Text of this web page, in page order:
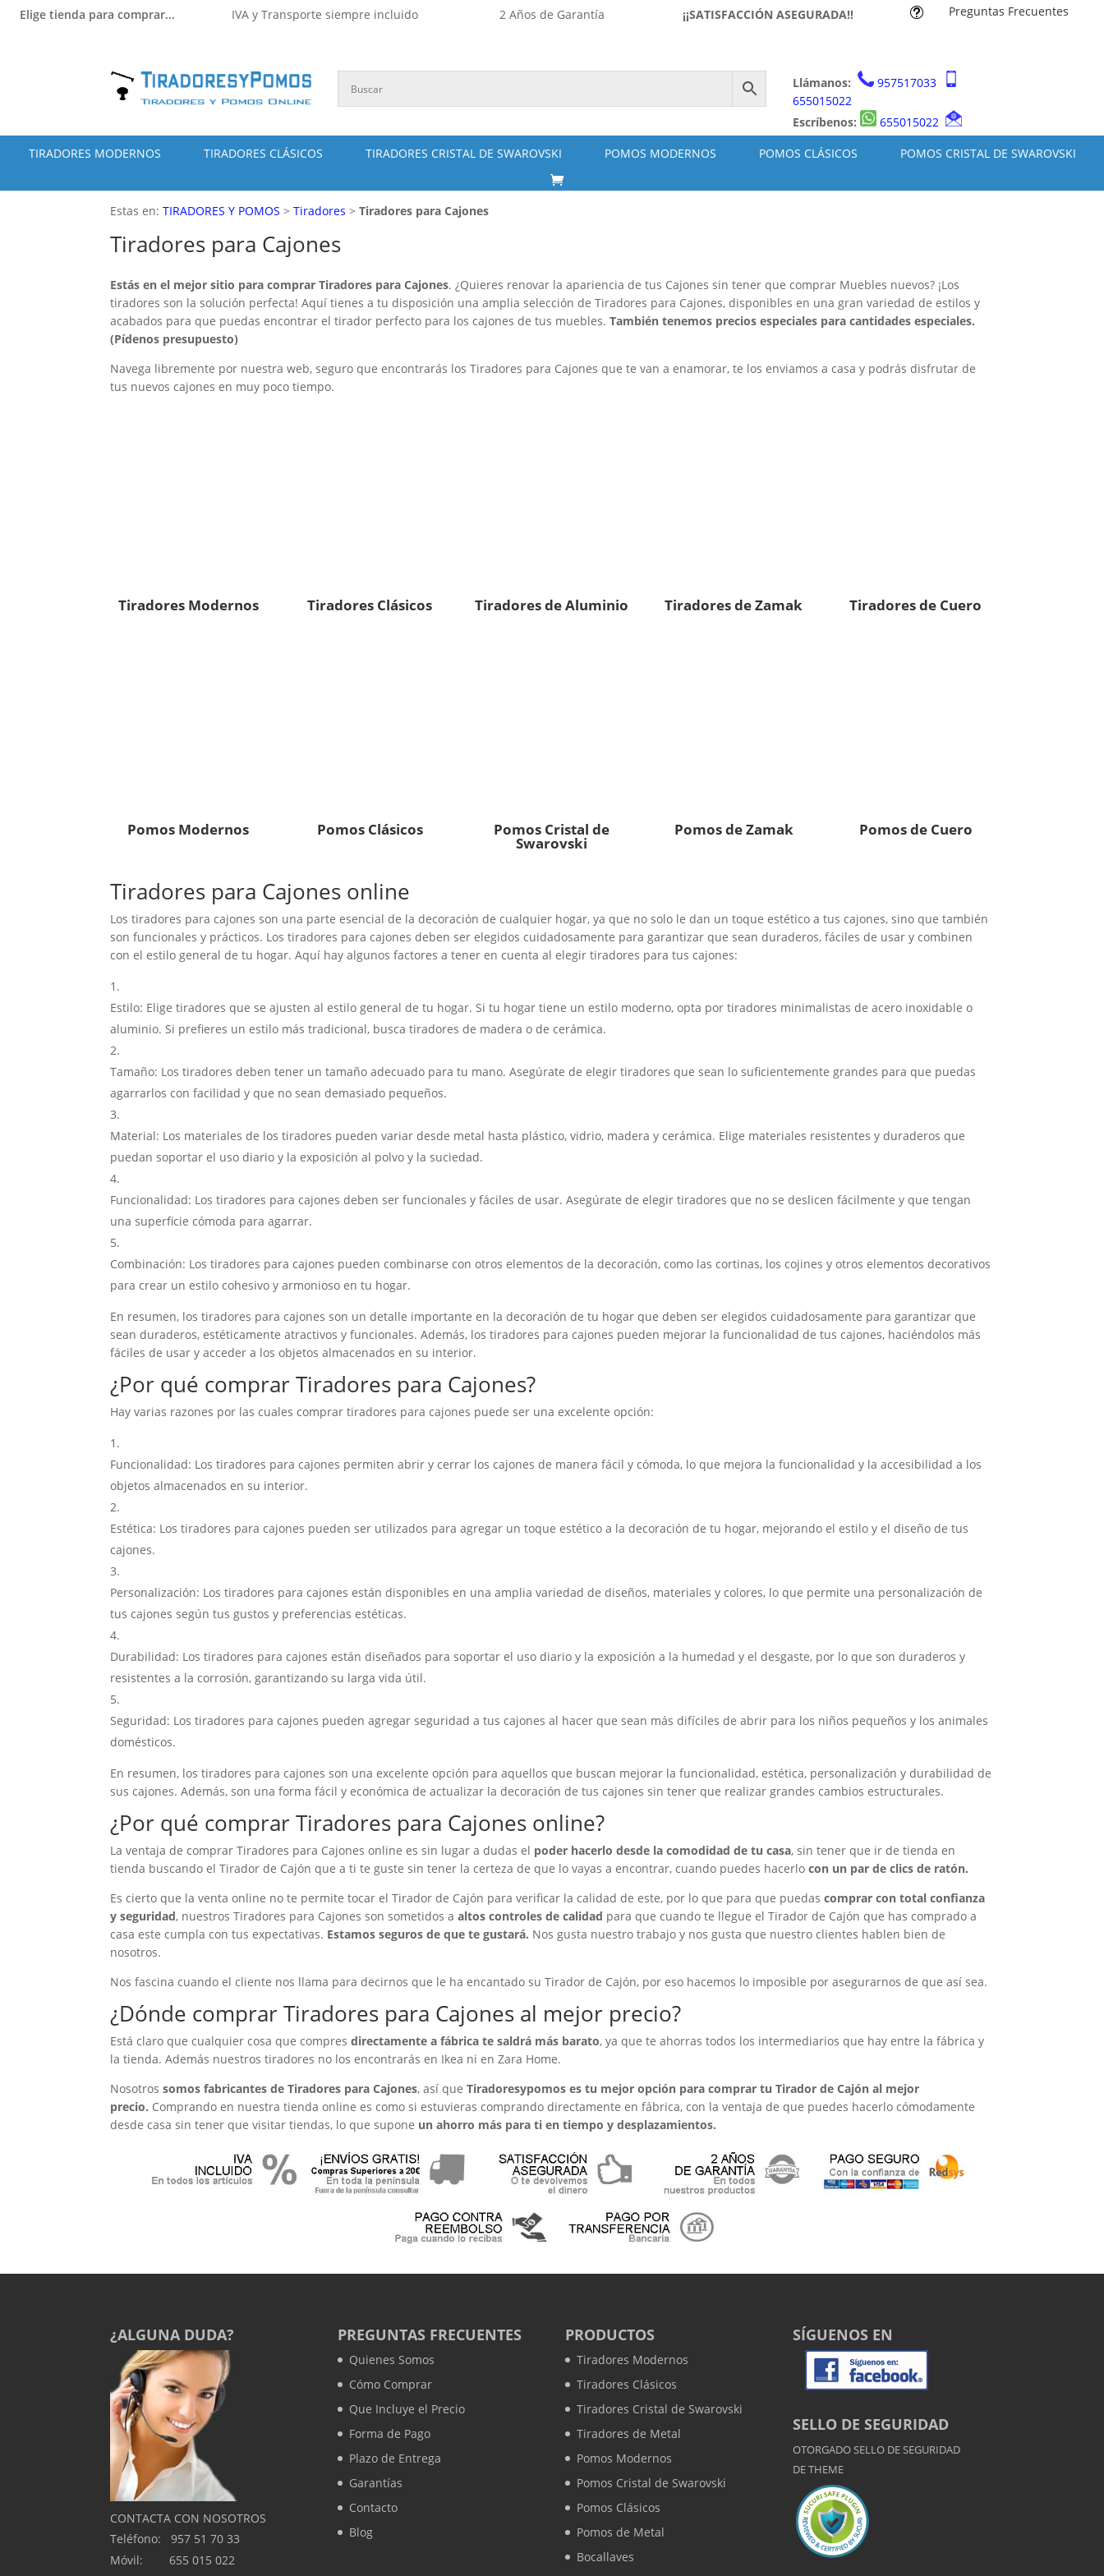
Elige tienda para comprar... IVA y Transporte siempre incluido 2 Años de Garantía ¡¡SATISFACCIÓN ASEGURADA!! t Preguntas Frecuentes
Llámanos:
957517033
655015022
Escríbenos:
655015022
TIRADORES MODERNOS TIRADORES CLÁSICOS TIRADORES CRISTAL DE SWAROVSKI POMOS MODERNOS POMOS CLÁSICOS POMOS CRISTAL DE SWAROVSKI
Estas en:TIRADORES Y POMOS >Tiradores >Tiradores para Cajones
Tiradores para Cajones
Estás en el mejor sitio para comprar Tiradores para Cajones. ¿Quieres renovar la apariencia de tus Cajones sin tener que comprar Muebles nuevos? ¡Los
tiradores son la solución perfecta! Aquí tienes a tu disposición una amplia selección de Tiradores para Cajones, disponibles en una gran variedad de estilos y
acabados para que puedas encontrar el tirador perfecto para los cajones de tus muebles.También tenemos precios especiales para cantidades especiales.
(Pídenos presupuesto)
Navega libremente por nuestra web, seguro que encontrarás los Tiradores para Cajones que te van a enamorar, te los enviamos a casa y podrás disfrutar de
tus nuevos cajones en muy poco tiempo.
Tiradores Modernos Tiradores Clásicos Tiradores de Aluminio Tiradores de Zamak Tiradores de Cuero
Pomos Modernos Pomos Clásicos Pomos Cristal de
Swarovski
Pomos de Zamak Pomos de Cuero
Tiradores para Cajones​ online
Los tiradores para cajones son una parte esencial de la decoración de cualquier hogar, ya que no solo le dan un toque estético a tus cajones, sino que también
son funcionales y prácticos. Los tiradores para cajones deben ser elegidos cuidadosamente para garantizar que sean duraderos, fáciles de usar y combinen
con el estilo general de tu hogar. Aquí hay algunos factores a tener en cuenta al elegir tiradores para tus cajones:
Estilo: Elige tiradores que se ajusten al estilo general de tu hogar. Si tu hogar tiene un estilo moderno, opta por tiradores minimalistas de acero inoxidable o
aluminio. Si prefieres un estilo más tradicional, busca tiradores de madera o de cerámica.
Tamaño: Los tiradores deben tener un tamaño adecuado para tu mano. Asegúrate de elegir tiradores que sean lo suficientemente grandes para que puedas
agarrarlos con facilidad y que no sean demasiado pequeños.
Material: Los materiales de los tiradores pueden variar desde metal hasta plástico, vidrio, madera y cerámica. Elige materiales resistentes y duraderos que
puedan soportar el uso diario y la exposición al polvo y la suciedad.
Funcionalidad: Los tiradores para cajones deben ser funcionales y fáciles de usar. Asegúrate de elegir tiradores que no se deslicen fácilmente y que tengan
una superficie cómoda para agarrar.
Combinación: Los tiradores para cajones pueden combinarse con otros elementos de la decoración, como las cortinas, los cojines y otros elementos decorativos
para crear un estilo cohesivo y armonioso en tu hogar.
En resumen, los tiradores para cajones son un detalle importante en la decoración de tu hogar que deben ser elegidos cuidadosamente para garantizar que
sean duraderos, estéticamente atractivos y funcionales. Además, los tiradores para cajones pueden mejorar la funcionalidad de tus cajones, haciéndolos más
fáciles de usar y acceder a los objetos almacenados en su interior.
¿Por qué comprar Tiradores para Cajones?
Hay varias razones por las cuales comprar tiradores para cajones puede ser una excelente opción:
Funcionalidad: Los tiradores para cajones permiten abrir y cerrar los cajones de manera fácil y cómoda, lo que mejora la funcionalidad y la accesibilidad a los
objetos almacenados en su interior.
Estética: Los tiradores para cajones pueden ser utilizados para agregar un toque estético a la decoración de tu hogar, mejorando el estilo y el diseño de tus
cajones.
Personalización: Los tiradores para cajones están disponibles en una amplia variedad de diseños, materiales y colores, lo que permite una personalización de
tus cajones según tus gustos y preferencias estéticas.
Durabilidad: Los tiradores para cajones están diseñados para soportar el uso diario y la exposición a la humedad y el desgaste, por lo que son duraderos y
resistentes a la corrosión, garantizando su larga vida útil.
Seguridad: Los tiradores para cajones pueden agregar seguridad a tus cajones al hacer que sean más difíciles de abrir para los niños pequeños y los animales
domésticos.
En resumen, los tiradores para cajones son una excelente opción para aquellos que buscan mejorar la funcionalidad, estética, personalización y durabilidad de
sus cajones. Además, son una forma fácil y económica de actualizar la decoración de tus cajones sin tener que realizar grandes cambios estructurales.
¿Por qué comprarTiradores para Cajones online?
La ventaja de comprarTiradores para Cajones online es sin lugar a dudas el poder hacerlo desde la comodidad de tu casa, sin tener que ir de tienda en
tienda buscando el Tirador de Cajón que a ti te guste sin tener la certeza de que lo vayas a encontrar, cuando puedes hacerlocon un par de clics de ratón.
Es cierto que la venta online no te permite tocar el Tirador de Cajón para verificar la calidad de este, por lo que para que puedascomprar con total confianza
y seguridad, nuestrosTiradores para Cajones son sometidos aaltos controles de calidad para que cuando te llegue el Tirador de Cajón que has comprado a
casa este cumpla con tus expectativas. Estamos seguros de que te gustará. Nos gusta nuestro trabajo y nos gusta que nuestro clientes hablen bien de
nosotros.
Nos fascina cuando el cliente nos llama para decirnos que le ha encantado su Tirador de Cajón, por eso hacemos lo imposible por asegurarnos de que así sea.
¿Dónde comprarTiradores para Cajones al mejor precio?
Está claro que cualquier cosa que compresdirectamente a fábrica te saldrá más barato, ya que te ahorras todos los intermediarios que hay entre la fábrica y
la tienda. Además nuestros tiradores no los encontrarás en Ikea ni en Zara Home.
Nosotrossomos fabricantes deTiradores para Cajones, así queTiradoresypomos es tu mejor opción para comprar tu Tirador de Cajón al mejor
precio. Comprando en nuestra tienda online es como si estuvieras comprando directamente en fábrica, con la ventaja de que puedes hacerlo cómodamente
desde casa sin tener que visitar tiendas, lo que supone un ahorro más para ti en tiempo y desplazamientos.
¿ALGUNA DUDA?
CONTACTA CON NOSOTROS
Teléfono: 957 51 70 33
Móvil: 655 015 022
PREGUNTAS FRECUENTES
Quienes Somos
Cómo Comprar
Que Incluye el Precio
Forma de Pago
Plazo de Entrega
Garantías
Contacto
Blog
PRODUCTOS
Tiradores Modernos
Tiradores Clásicos
Tiradores Cristal de Swarovski
Tiradores de Metal
Pomos Modernos
Pomos Cristal de Swarovski
Pomos Clásicos
Pomos de Metal
Bocallaves
SÍGUENOS EN
SELLO DE SEGURIDAD
OTORGADO SELLO DE SEGURIDAD
DETHEME